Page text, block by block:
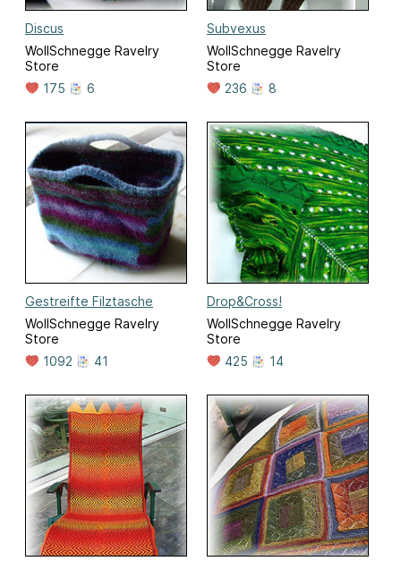
Discus
WollSchnegge Ravelry
Store
175
6
Subvexus
WollSchnegge Ravelry
Store
236
8
Gestreifte Filztasche
WollSchnegge Ravelry
Store
1092
41
Drop&Cross!
WollSchnegge Ravelry
Store
425
14